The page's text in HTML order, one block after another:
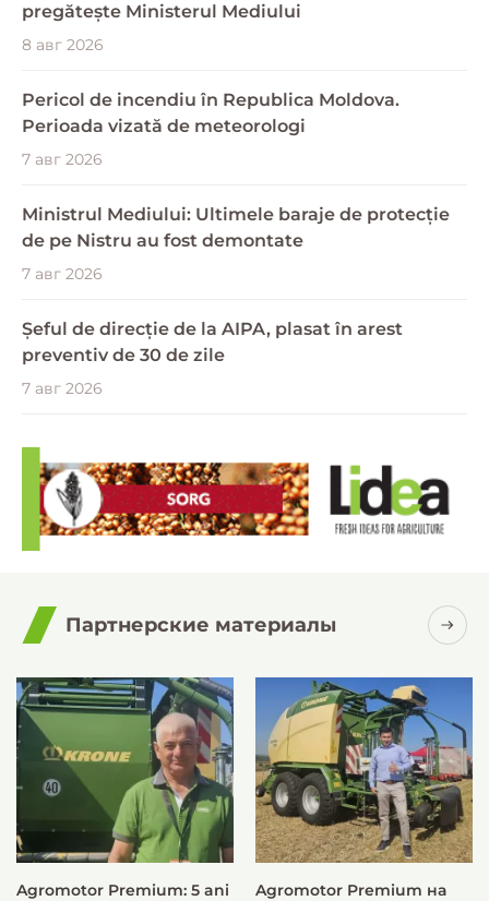
pregătește Ministerul Mediului
8 авг 2026
Pericol de incendiu în Republica Moldova.
Perioada vizată de meteorologi
7 авг 2026
Ministrul Mediului: Ultimele baraje de protecție
de pe Nistru au fost demontate
7 авг 2026
Șeful de direcție de la AIPA, plasat în arest
preventiv de 30 de zile
7 авг 2026
Партнерские материалы
Agromotor Premium: 5 ani
Agromotor Premium на